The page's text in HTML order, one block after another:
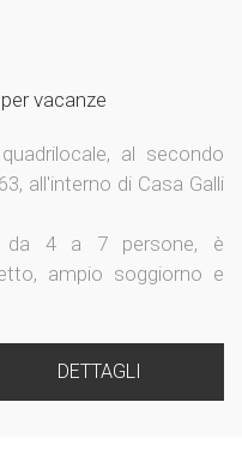
vacanze
al secondo
all'interno di Casa Galli
da 4 a 7 persone, è
ampio soggiorno e
DETTAGLI